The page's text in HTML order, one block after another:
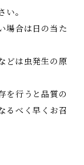
。
場合は日の当た
どは虫発生の原
を行うと品質の
るべく早くお召